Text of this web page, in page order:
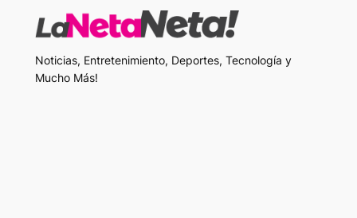
Noticias, Entretenimiento, Deportes, Tecnología y
Mucho Más!